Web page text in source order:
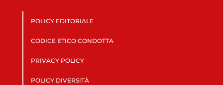
POLICY EDITORIALE
CODICE ETICO CONDOTTA
PRIVACY POLICY
POLICY DIVERSITÀ